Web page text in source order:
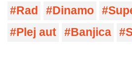
Rad Dinamo
Plej aut
Banjica